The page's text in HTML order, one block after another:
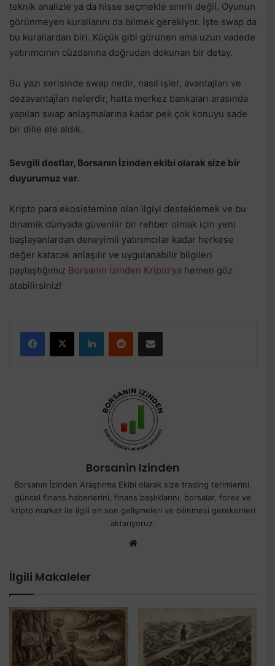
teknik analizle ya da hisse seçmekle sınırlı değil. Oyunun
görünmeyen kurallarını da bilmek gerekiyor. İşte swap da
bu kurallardan biri. Küçük gibi görünen ama uzun vadede
yatırımcının cüzdanına doğrudan dokunan bir detay.
Bu yazı serisinde swap nedir, nasıl işler, avantajları ve
dezavantajları nelerdir, hatta merkez bankaları arasında
yapılan swap anlaşmalarına kadar pek çok konuyu sade
bir dille ele aldık.
Sevgili dostlar, Borsanın İzinden ekibi olarak size bir
duyurumuz var.
Kripto para ekosistemine olan ilgiyi desteklemek ve bu
dinamik dünyada güvenilir bir rehber olmak için yeni
başlayanlardan deneyimli yatırımcılar kadar herkese
değer katacak anlaşılır ve uygulanabilir bilgileri
paylaştığımız Borsanın İzinden Kripto’ya hemen göz
atabilirsiniz!
Borsanin Izinden
Borsanın İzinden Araştırma Ekibi olarak size trading terimlerini,
güncel finans haberlerini, finans başlıklarını, borsalar, forex ve
kripto market ile ilgili en son gelişmeleri ve bilinmesi gerekenleri
aktarıyoruz.
İlgili Makaleler